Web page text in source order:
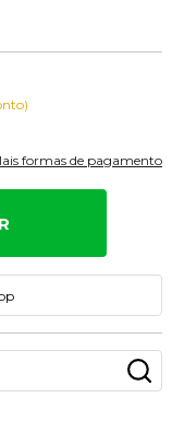
formas de pagamento